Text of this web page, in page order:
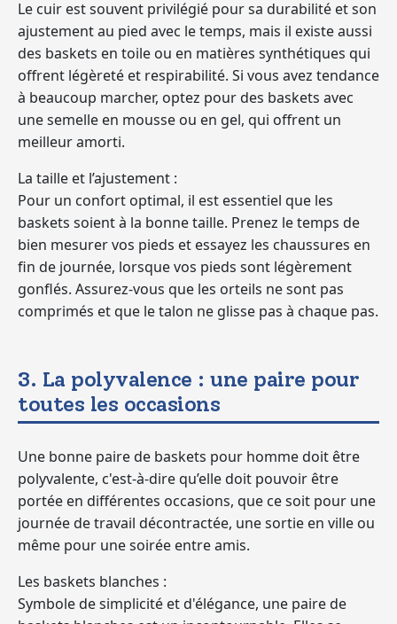
Le cuir est souvent privilégié pour sa durabilité et son
ajustement au pied avec le temps, mais il existe aussi
des baskets en toile ou en matières synthétiques qui
offrent légèreté et respirabilité. Si vous avez tendance
à beaucoup marcher, optez pour des baskets avec
une semelle en mousse ou en gel, qui offrent un
meilleur amorti.
La taille et l’ajustement :
Pour un confort optimal, il est essentiel que les
baskets soient à la bonne taille. Prenez le temps de
bien mesurer vos pieds et essayez les chaussures en
fin de journée, lorsque vos pieds sont légèrement
gonflés. Assurez-vous que les orteils ne sont pas
comprimés et que le talon ne glisse pas à chaque pas.
3. La polyvalence : une paire pour
toutes les occasions
Une bonne paire de baskets pour homme doit être
polyvalente, c'est-à-dire qu’elle doit pouvoir être
portée en différentes occasions, que ce soit pour une
journée de travail décontractée, une sortie en ville ou
même pour une soirée entre amis.
Les baskets blanches :
Symbole de simplicité et d'élégance, une paire de